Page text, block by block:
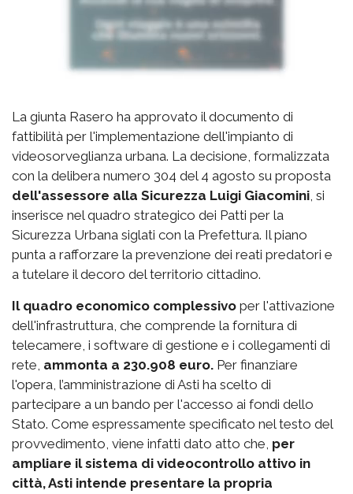
La giunta Rasero ha approvato il documento di
fattibilità per l'implementazione dell'impianto di
videosorveglianza urbana. La decisione, formalizzata
con la delibera numero 304 del 4 agosto su proposta
dell'assessore alla Sicurezza Luigi Giacomini, si
inserisce nel quadro strategico dei Patti per la
Sicurezza Urbana siglati con la Prefettura. Il piano
punta a rafforzare la prevenzione dei reati predatori e
a tutelare il decoro del territorio cittadino.
Il quadro economico complessivo per l'attivazione
dell'infrastruttura, che comprende la fornitura di
telecamere, i software di gestione e i collegamenti di
rete, ammonta a 230.908 euro. Per finanziare
l'opera, l’amministrazione di Asti ha scelto di
partecipare a un bando per l'accesso ai fondi dello
Stato. Come espressamente specificato nel testo del
provvedimento, viene infatti dato atto che, per
ampliare il sistema di videocontrollo attivo in
città, Asti intende presentare la propria